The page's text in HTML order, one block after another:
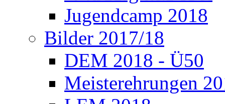
Jugendcamp 2018
Bilder 2017/18
DEM 2018 - Ü50
Meisterehrungen